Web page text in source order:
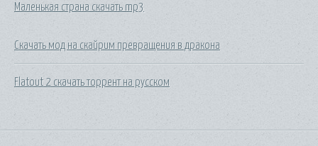
Маленькая страна скачать mp3
Скачать мод на скайрим превращения в дракона
Flatout 2 скачать торрент на русском